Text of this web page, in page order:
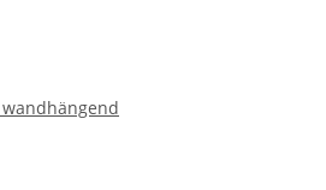
wandhängend